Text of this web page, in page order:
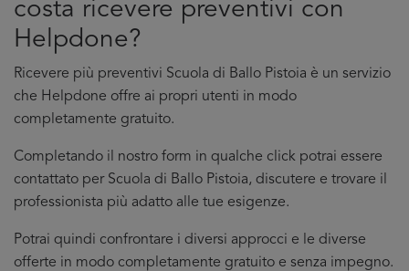
costa ricevere preventivi con
Helpdone?
Ricevere più preventivi Scuola di Ballo Pistoia è un servizio
che Helpdone offre ai propri utenti in modo
completamente gratuito.
Completando il nostro form in qualche click potrai essere
contattato per Scuola di Ballo Pistoia, discutere e trovare il
professionista più adatto alle tue esigenze.
Potrai quindi confrontare i diversi approcci e le diverse
offerte in modo completamente gratuito e senza impegno.